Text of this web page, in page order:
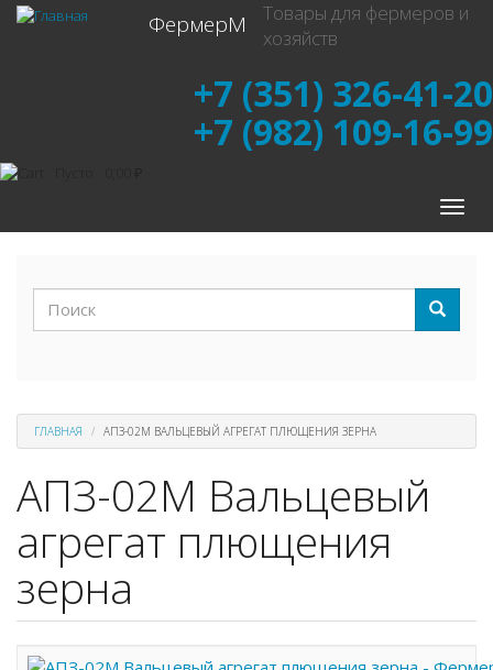
Перейти
ФермерМ
Товары для фермеров и
хозяйств
+7 (351) 326-41-20
+7 (982) 109-16-99
Toggle
Форма
поиска
ГЛАВНАЯ АПЗ-02М ВАЛЬЦЕВЫЙ АГРЕГАТ ПЛЮЩЕНИЯ ЗЕРНА
АПЗ-02М Вальцевый
агрегат плющения
зерна